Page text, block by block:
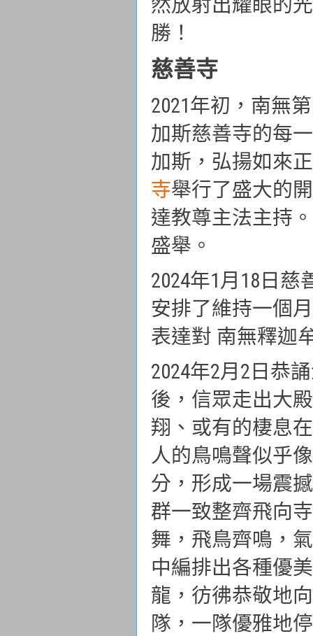
勝！
慈善寺
2021年初，南無
加斯慈善寺的每
加斯，弘揚如來
寺舉行了盛大的
達教尊主法主持
盛舉。
2024年1月18日
安排了維持一個
表達對 南無釋迦
2024年2月2日恭
後，信眾走出大
翔、或有的棲息
人的鳥鳴聲似乎
分，形成一場震
群一致整齊飛向
舞，飛鳥齊鳴，
中編排出各種優
龍，彷彿恭敬地
隊，一隊優雅地